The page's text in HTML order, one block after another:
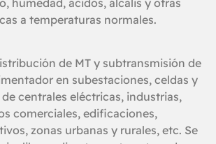
a temperaturas normales.
de MT y subtransmisión de
en subestaciones, celdas y
centrales eléctricas, industrias,
comerciales, edificaciones,
zonas urbanas y rurales, etc. Se